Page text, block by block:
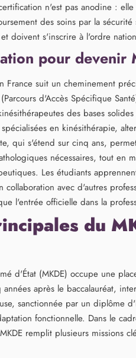
n'est pas anodine :
des soins par la
doivent s'inscrire à l'ordre
pour devenir
France suit un cheminement
d'Accès Spécifique
des bases
en kinésithérapie,
qui s'étend sur cinq ans,
nécessaires, tout en
Les étudiants
collaboration avec d'autres
l'entrée officielle dans la
du
d'État (MKDE) occupe une
après le baccalauréat,
sanctionnée par un diplôme
fonctionnelle. Dans le
remplit plusieurs missions